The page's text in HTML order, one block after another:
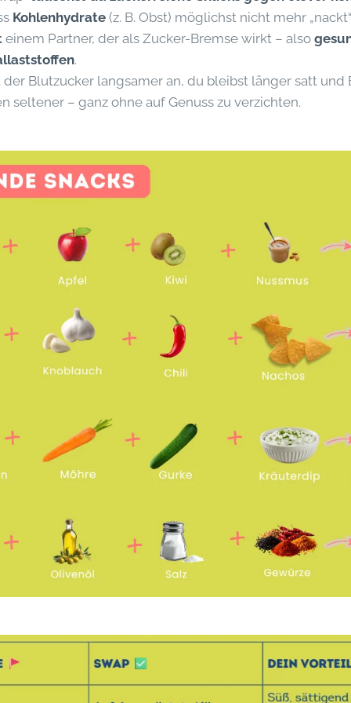
Kohlenhydrate (z. B. Obst) möglichst nicht mehr
einem Partner, der als Zucker-Bremse wirkt – also
.
Blutzucker langsamer an, du bleibst länger satt und
seltener – ganz ohne auf Genuss zu verzichten.